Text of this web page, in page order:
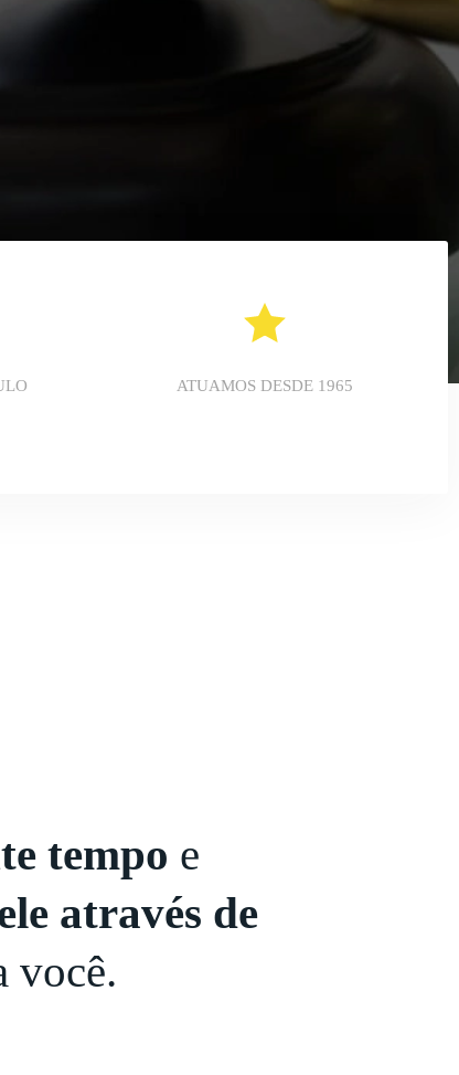
ATUAMOS DESDE 1965
tempo e
através de
você.